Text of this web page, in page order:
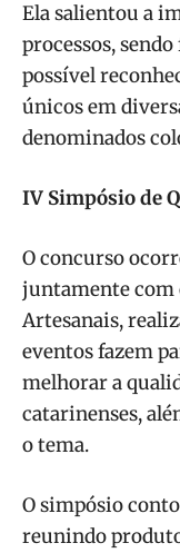
Ela salientou a
processos,
possível
únicos em
denominados
IV Simpósio de
O concurso
juntamente com
Artesanais,
eventos fazem
melhorar a
catarinenses,
o tema.
O simpósio
reunindo